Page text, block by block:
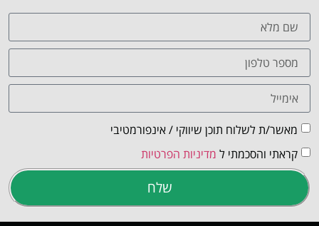
מאשר/ת לשלוח תוכן שיווקי / אינפורמטיבי
קראתי והסכמתי ל מדיניות הפרטיות
שלח